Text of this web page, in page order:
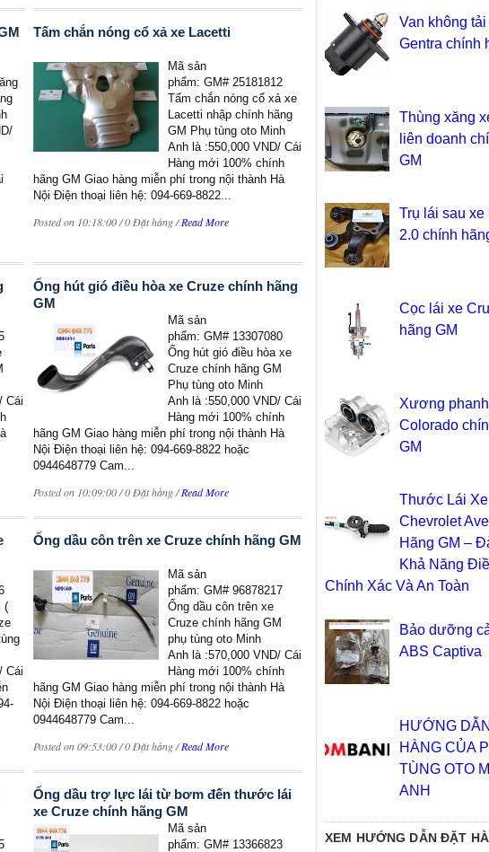
Tấm chắn nóng cổ xả xe Lacetti
Mã sản
phẩm: GM# 25181812
Tấm chắn nóng cổ xả xe
Lacetti nhập chính hãng
GM Phụ tùng oto Minh
Anh là :550,000 VND/ Cái
Hàng mới 100% chính
hãng GM Giao hàng miễn phí trong nội thành Hà
Nội Điện thoại liên hệ: 094-669-8822...
Posted on 10:18:00 / 0 Đặt hàng /Read More
Cái
Ống hút gió điều hòa xe Cruze chính hãng
GM
Mã sản
phẩm: GM# 13307080
Ống hút gió điều hòa xe
Cruze chính hãng GM
Phụ tùng oto Minh
Anh là :550,000 VND/ Cái
Hàng mới 100% chính
hãng GM Giao hàng miễn phí trong nội thành Hà
Nội Điện thoại liên hệ: 094-669-8822 hoặc
0944648779 Cam...
Posted on 10:09:00 / 0 Đặt hàng /Read More
(
Cái
Ống dầu côn trên xe Cruze chính hãng GM
Mã sản
phẩm: GM# 96878217
Ống dầu côn trên xe
Cruze chính hãng GM
phụ tùng oto Minh
Anh là :570,000 VND/ Cái
Hàng mới 100% chính
hãng GM Giao hàng miễn phí trong nội thành Hà
Nội Điện thoại liên hệ: 094-669-8822 hoặc
0944648779 Cam...
Posted on 09:53:00 / 0 Đặt hàng /Read More
Ống dầu trợ lực lái từ bơm đến thước lái
xe Cruze chính hãng GM
Mã sản
phẩm: GM# 13366823
Van không tải
Gentra chính
Thùng xăng
liên doanh
GM
Trụ lái sau xe
2.0 chính
Cọc lái xe
hãng GM
Xương
Colorado
GM
Thước Lái Xe
Chevrolet
Hãng GM –
Khả Năng
Chính Xác Và An Toàn
Bảo dưỡng
ABS Captiva
HƯỚNG
HÀNG CỦA
TÙNG OTO
ANH
XEM HƯỚNG DẪN ĐẶT